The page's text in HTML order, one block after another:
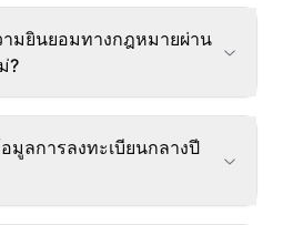
ามยินยอมทางกฎหมายผ่าน
?
มูลการลงทะเบียนกลางปี